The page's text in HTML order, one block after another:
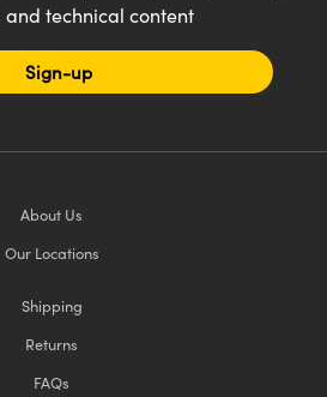
and technical content
Sign-up
About Us
Our Locations
Shipping
Returns
FAQs